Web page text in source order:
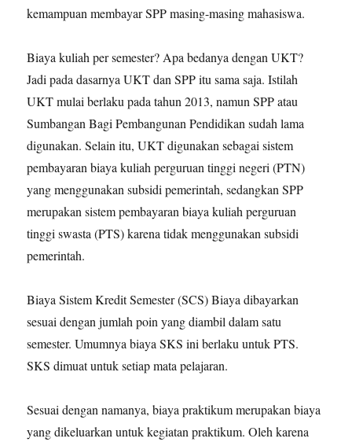
kemampuan membayar SPP masing-masing mahasiswa.
Biaya kuliah per semester? Apa bedanya dengan UKT?
Jadi pada dasarnya UKT dan SPP itu sama saja. Istilah
UKT mulai berlaku pada tahun 2013, namun SPP atau
Sumbangan Bagi Pembangunan Pendidikan sudah lama
digunakan. Selain itu, UKT digunakan sebagai sistem
pembayaran biaya kuliah perguruan tinggi negeri (PTN)
yang menggunakan subsidi pemerintah, sedangkan SPP
merupakan sistem pembayaran biaya kuliah perguruan
tinggi swasta (PTS) karena tidak menggunakan subsidi
pemerintah.
Biaya Sistem Kredit Semester (SCS) Biaya dibayarkan
sesuai dengan jumlah poin yang diambil dalam satu
semester. Umumnya biaya SKS ini berlaku untuk PTS.
SKS dimuat untuk setiap mata pelajaran.
Sesuai dengan namanya, biaya praktikum merupakan biaya
yang dikeluarkan untuk kegiatan praktikum. Oleh karena